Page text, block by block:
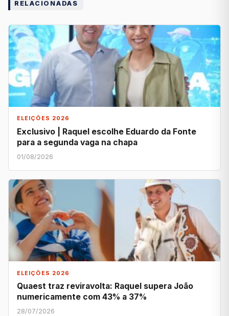
RELACIONADAS
ELEIÇÕES 2026
Exclusivo | Raquel escolhe Eduardo da Fonte
para a segunda vaga na chapa
01/08/2026
ELEIÇÕES 2026
Quaest traz reviravolta: Raquel supera João
numericamente com 43% a 37%
28/07/2026